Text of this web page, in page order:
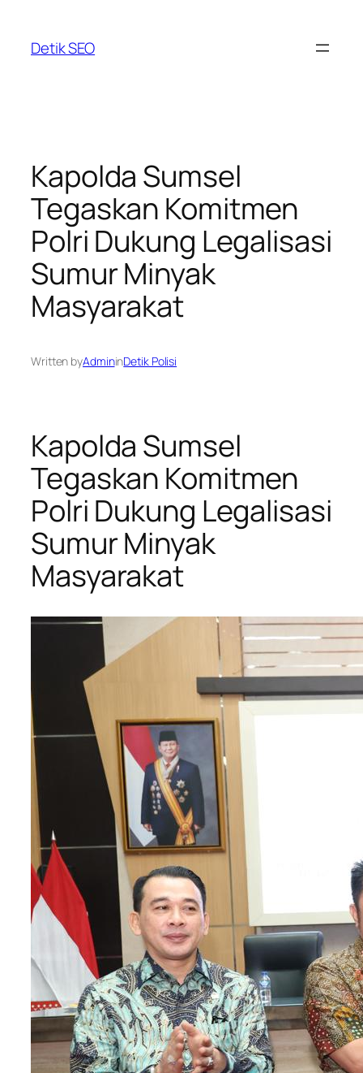
content
Detik SEO
Kapolda Sumsel
Tegaskan Komitmen
Polri Dukung Legalisasi
Sumur Minyak
Masyarakat
Written byAdmininDetik Polisi
Kapolda Sumsel
Tegaskan Komitmen
Polri Dukung Legalisasi
Sumur Minyak
Masyarakat